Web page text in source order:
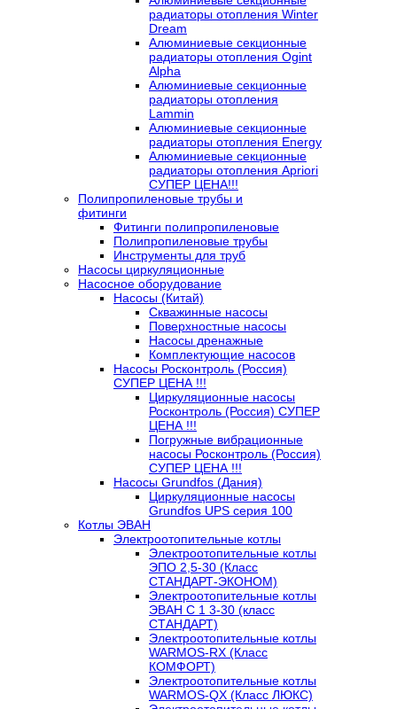
радиаторы отопления Winter
Dream
Алюминиевые секционные
радиаторы отопления Ogint
Alpha
Алюминиевые секционные
радиаторы отопления
Lammin
Алюминиевые секционные
радиаторы отопления Energy
Алюминиевые секционные
радиаторы отопления Apriori
СУПЕР ЦЕНА!!!
Полипропиленовые трубы и
фитинги
Фитинги полипропиленовые
Полипропиленовые трубы
Инструменты для труб
Насосы циркуляционные
Насосное оборудование
Насосы (Китай)
Скважинные насосы
Поверхностные насосы
Насосы дренажные
Комплектующие насосов
Насосы Росконтроль (Россия)
СУПЕР ЦЕНА !!!
Циркуляционные насосы
Росконтроль (Россия) СУПЕР
ЦЕНА !!!
Погружные вибрационные
насосы Росконтроль (Россия)
СУПЕР ЦЕНА !!!
Насосы Grundfos (Дания)
Циркуляционные насосы
Grundfos UPS серия 100
Котлы ЭВАН
Электроотопительные котлы
Электроотопительные котлы
ЭПО 2,5-30 (Класс
СТАНДАРТ-ЭКОНОМ)
Электроотопительные котлы
ЭВАН С 1 3-30 (класс
СТАНДАРТ)
Электроотопительные котлы
WARMOS-RX (Класс
КОМФОРТ)
Электроотопительные котлы
WARMOS-QX (Класс ЛЮКС)